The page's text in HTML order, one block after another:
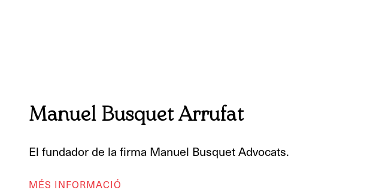
Manuel Busquet Arrufat
El fundador de la firma Manuel Busquet Advocats.
MÉS INFORMACIÓ